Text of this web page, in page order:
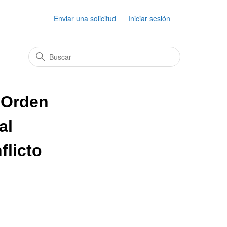
Enviar una solicitud Iniciar sesión